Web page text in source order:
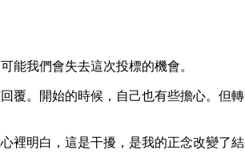
能我們會失去這次投標的機會。
覆。開始的時候，自己也有些擔心。但
裡明白，這是干擾，是我的正念改變了結